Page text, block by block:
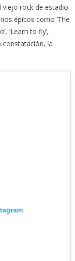
viejo rock de estadio
épicos como ‘The
‘Learn to fly’,
constatación, la